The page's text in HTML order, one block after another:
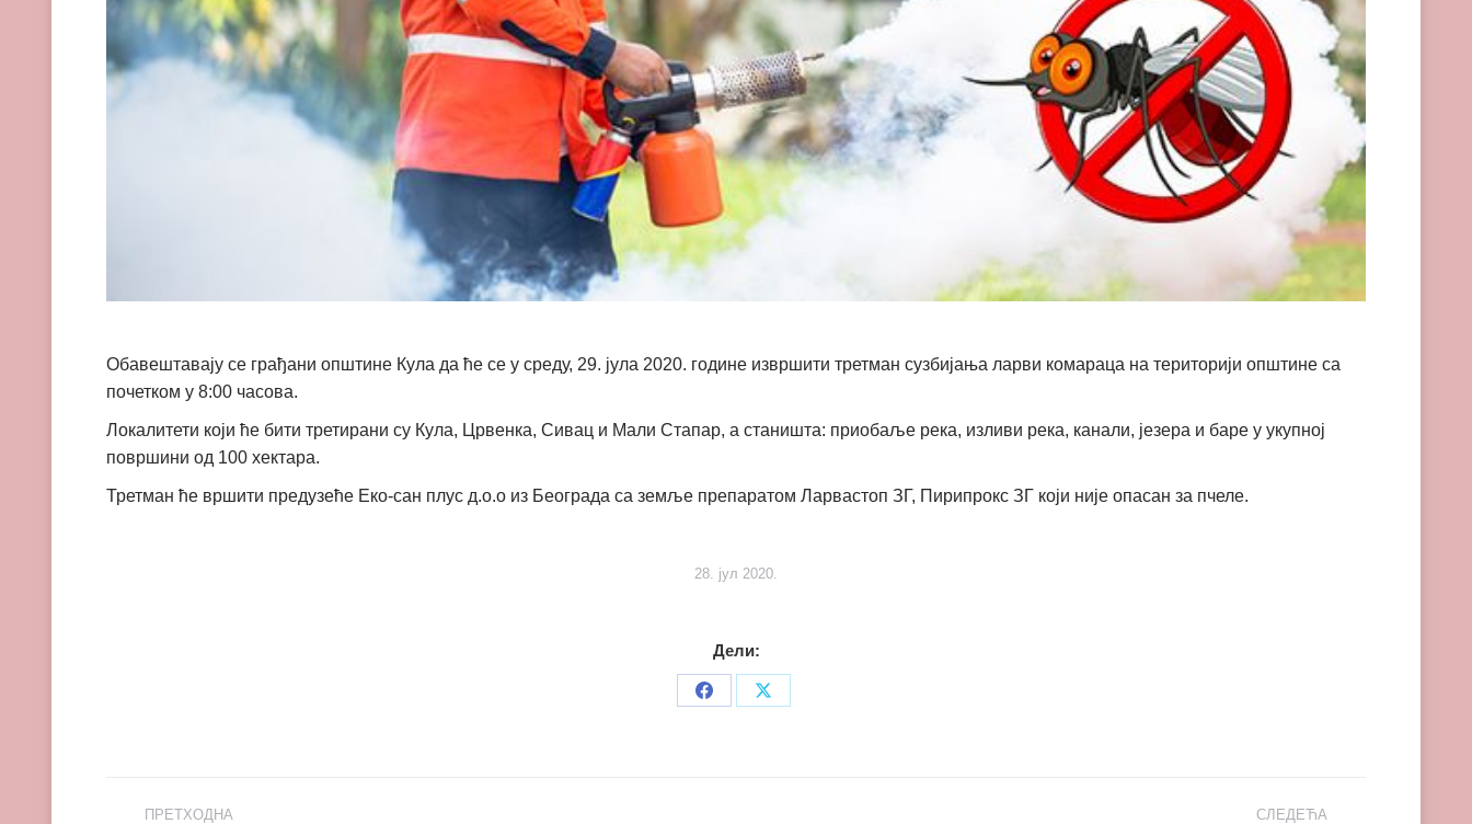
Обавештавају се грађани општине Кула да ће се у среду, 29. јула 2020. године извршити третман сузбијања ларви комараца на територији општине са
почетком у 8:00 часова.
Локалитети који ће бити третирани су Кула, Црвенка, Сивац и Мали Стапар, а станишта: приобаље река, изливи река, канали, језера и баре у укупној
површини од 100 хектара.
Третман ће вршити предузеће Еко-сан плус д.о.о из Београда са земље препаратом Ларвастоп ЗГ, Пирипрокс ЗГ који није опасан за пчеле.
28. јул 2020.
Дели:
Share
Share
Post
ПРЕТХОДНА СЛЕДЕЋА